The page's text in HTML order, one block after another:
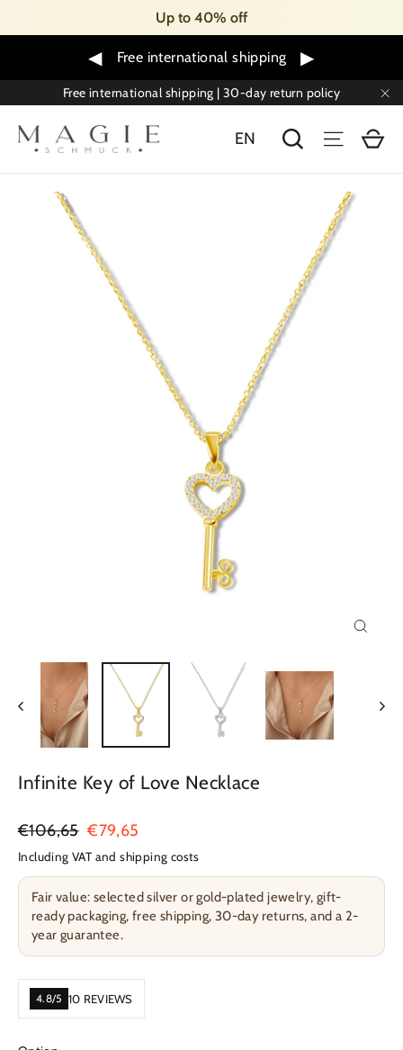
Up to 40% off
◀ Free international shipping ▶
Free international shipping | 30-day return policy
EN Search Menu
Infinite Key of Love Necklace
Regular
Price
€106,65 Sale
Price
€79,65
Including VAT and shipping costs
Fair value: selected silver or gold-plated jewelry, gift-
ready packaging, free shipping, 30-day returns, and a 2-
year guarantee.
4.8/5 10 REVIEWS